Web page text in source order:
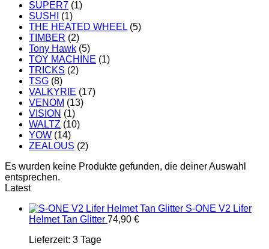
SUPER7 (1)
SUSHI
(1)
THE HEATED WHEEL (5)
TIMBER (2)
Tony Hawk (5)
TOY MACHINE (1)
TRICKS (2)
TSG (8)
VALKYRIE (17)
VENOM (13)
VISION (1)
WALTZ (10)
YOW (14)
ZEALOUS (2)
Es wurden keine Produkte gefunden, die deiner Auswahl
entsprechen.
Latest
S-ONE V2 Lifer
Helmet Tan Glitter 74,90 €
Lieferzeit: 3 Tage